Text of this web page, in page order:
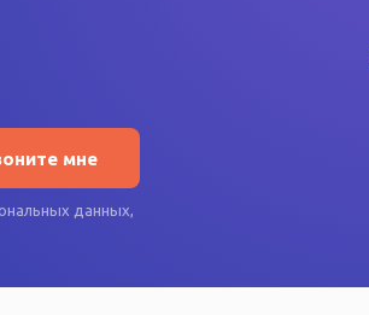
мне
данных,